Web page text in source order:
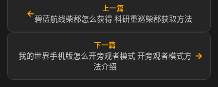
←
上一篇
碧蓝航线柴郡怎么获得 科研重巡柴郡获取方法
下一篇
我的世界手机版怎么开旁观者模式 开旁观者模式方
法介绍
→